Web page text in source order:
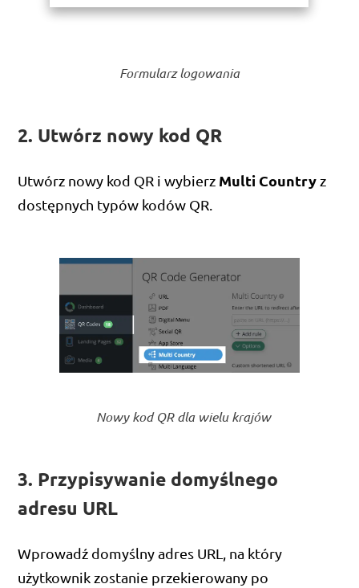
Formularz logowania
2. Utwórz nowy kod QR
Utwórz nowy kod QR i wybierz Multi Countryz
dostępnych typów kodów QR.
Nowy kod QR dla wielu krajów
3. Przypisywanie domyślnego
adresu URL
Wprowadź domyślny adres URL, na który
użytkownik zostanie przekierowany po